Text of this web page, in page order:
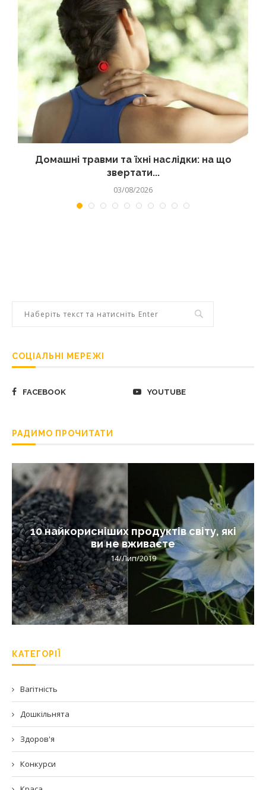
Домашні травми та їхні наслідки: на що
звертати...
03/08/2026
СОЦІАЛЬНІ МЕРЕЖІ
FACEBOOK YOUTUBE
РАДИМО ПРОЧИТАТИ
10 найкорисніших продуктів світу, які
ви не вживаєте
14/Лип/2019
КАТЕГОРІЇ
Вагітність
Дошкільнята
Здоров'я
Конкурси